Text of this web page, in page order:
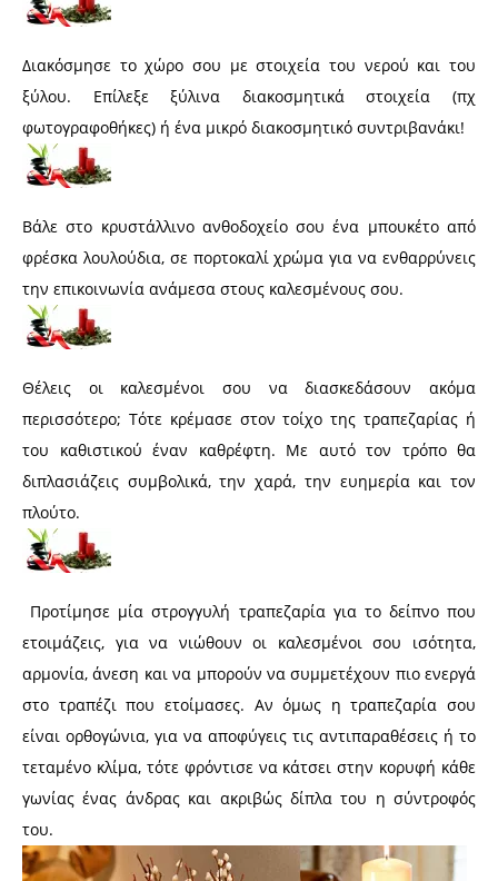
Διακόσμησε το χώρο σου με στοιχεία του νερού και του
ξύλου. Επίλεξε ξύλινα διακοσμητικά στοιχεία (πχ
φωτογραφοθήκες) ή ένα μικρό διακοσμητικό συντριβανάκι!
Βάλε στο κρυστάλλινο ανθοδοχείο σου ένα μπουκέτο από
φρέσκα λουλούδια, σε πορτοκαλί χρώμα για να ενθαρρύνεις
την επικοινωνία ανάμεσα στους καλεσμένους σου.
Θέλεις οι καλεσμένοι σου να διασκεδάσουν ακόμα
περισσότερο; Τότε κρέμασε στον τοίχο της τραπεζαρίας ή
του καθιστικού έναν καθρέφτη. Με αυτό τον τρόπο θα
διπλασιάζεις συμβολικά, την χαρά, την ευημερία και τον
πλούτο.
Προτίμησε μία στρογγυλή τραπεζαρία για το δείπνο που
ετοιμάζεις, για να νιώθουν οι καλεσμένοι σου ισότητα,
αρμονία, άνεση και να μπορούν να συμμετέχουν πιο ενεργά
στο τραπέζι που ετοίμασες. Αν όμως η τραπεζαρία σου
είναι ορθογώνια, για να αποφύγεις τις αντιπαραθέσεις ή το
τεταμένο κλίμα, τότε φρόντισε να κάτσει στην κορυφή κάθε
γωνίας ένας άνδρας και ακριβώς δίπλα του η σύντροφός
του.